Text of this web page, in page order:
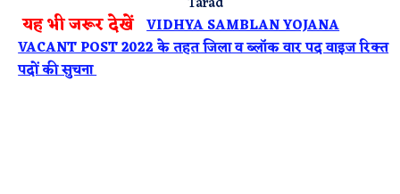
यह भी जरूर देखें VIDHYA SAMBLAN YOJANA
VACANT POST 2022 के तहत जिला व ब्लॉक वार पद वाइज रिक्त
पदों की सुचना